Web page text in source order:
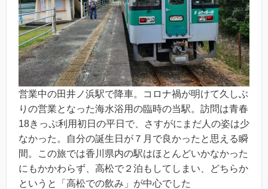
営業中の田井ノ浜駅で降車。コロナ禍が明けて久しぶ
りの営業となった海水浴用の臨時の当駅。訪問は青春
18きっぷ利用初日の平日で、さすがにまだ人の姿は少
なかった。自分の誕生日が７月で良かったと思える瞬
間。この旅では香川県内の駅はほとんどいかなかった
にもかかわらず、高松で２泊もしてしまい、どちらか
というと「高松での飲み」が中心でした